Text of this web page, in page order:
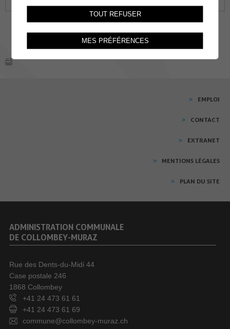
EMPLOI
CONTACT
EXTRANET
MENTIONS LÉGALES
PLAN DU SITE
ADMINISTRATION COMMUNALE
DE COLLOMBEY-MURAZ
Rue des Dents-du-Midi 44
Case postale 246
1868 Collombey
+41 24 473 61 61
+41 24 473 61 69
commune@collombey-muraz.ch
TOUT REFUSER
MES PRÉFÉRENCES